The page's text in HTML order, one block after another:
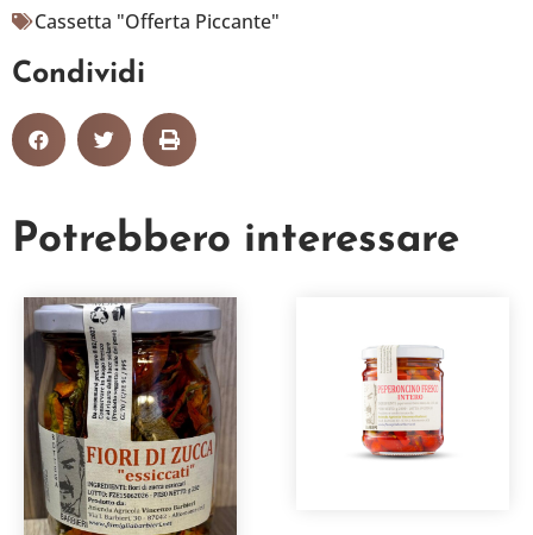
Cassetta "Offerta Piccante"
Condividi
Potrebbero interessare